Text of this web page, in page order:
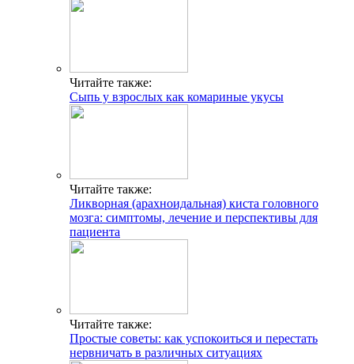
Читайте также:
Сыпь у взрослых как комариные укусы
Читайте также:
Ликворная (арахноидальная) киста головного
мозга: симптомы, лечение и перспективы для
пациента
Читайте также:
Простые советы: как успокоиться и перестать
нервничать в различных ситуациях